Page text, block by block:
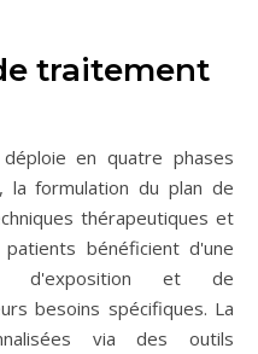
traitement
en quatre phases
la formulation du plan de
thérapeutiques et
bénéficient d'une
d'exposition et de
besoins spécifiques. La
via des outils